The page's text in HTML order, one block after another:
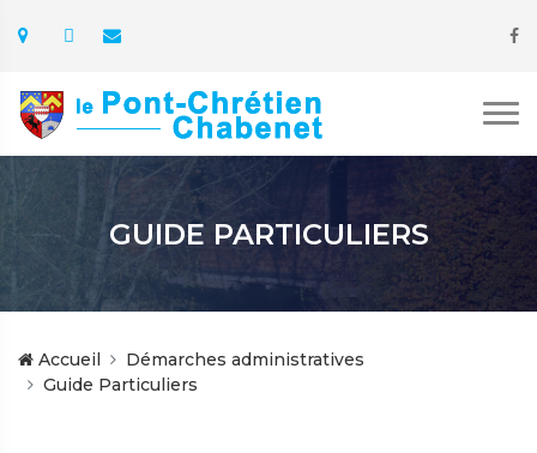
GUIDE PARTICULIERS
Accueil
Démarches administratives
Guide Particuliers